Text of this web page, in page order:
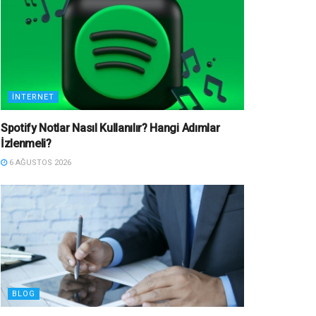
İNTERNET
Spotify Notlar Nasıl Kullanılır? Hangi Adımlar
İzlenmeli?
6 AĞUSTOS 2026
BLOG